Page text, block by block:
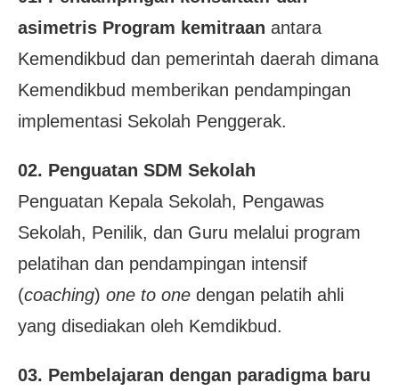
asimetris Program kemitraan antara
Kemendikbud dan pemerintah daerah dimana
Kemendikbud memberikan pendampingan
implementasi Sekolah Penggerak.
02. Penguatan SDM Sekolah
Penguatan Kepala Sekolah, Pengawas
Sekolah, Penilik, dan Guru melalui program
pelatihan dan pendampingan intensif
(coaching) one to one dengan pelatih ahli
yang disediakan oleh Kemdikbud.
03. Pembelajaran dengan paradigma baru